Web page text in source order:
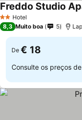
2 Estrelas
Hotel
Freddo Studio
8,3 Muito boa 5
De € 18
Consulte os preços de